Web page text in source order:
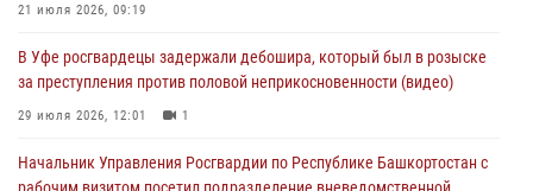
03 августа 2026, 04:29
В Уфе росгвардейцы по горячим следам задержали
подозреваемого в открытом хищении из аптеки (видео)
03 августа 2026, 04:15
Начальник отделения учёта и комплектования Росгвардии
21 июля 2026, 09:19
В Уфе росгвардецы задержали дебошира, который был в розыске
за преступления против половой неприкосновенности (видео)
29 июля 2026, 12:01 1
Начальник Управления Росгвардии по Республике Башкортостан с